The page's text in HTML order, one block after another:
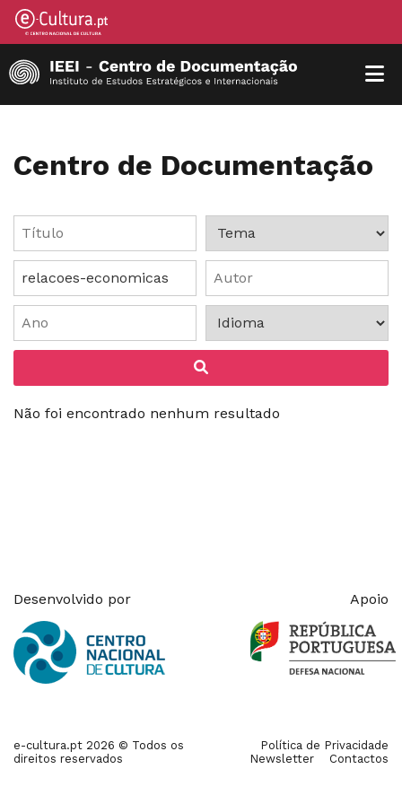
Centro de Documentação
Não foi encontrado nenhum resultado
Desenvolvido por Apoio
e-cultura.pt 2026 © Todos os
direitos reservados
Política de Privacidade
Newsletter
Contactos